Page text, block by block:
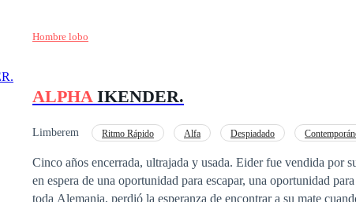
Hombre lobo
ALPHAIKENDER.
Limberem Ritmo Rápido Alfa Despiadado
Cinco años encerrada, ultrajada y usada. Eider fue vendida por
en espera de una oportunidad para escapar, una oportunidad
toda Alemania, perdió la esperanza de encontrar a su mate